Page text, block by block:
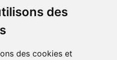
des
des cookies et